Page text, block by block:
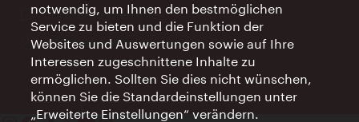
Ort:
concierge.wien.info
Öffnungszeiten:
Informationen rund um die Uhr
notwendig, um Ihnen den bestmöglichen
Service zu bieten und die Funktion der
Websites und Auswertungen sowie auf Ihre
Interessen zugeschnittene Inhalte zu
ermöglichen. Sollten Sie dies nicht wünschen,
können Sie die Standardeinstellungen unter
„Erweiterte Einstellungen“ verändern.